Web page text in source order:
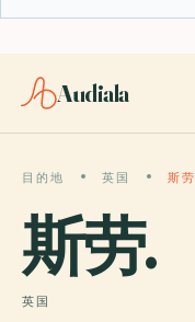
Audiala
目的地 英国 斯劳
斯劳.
英国